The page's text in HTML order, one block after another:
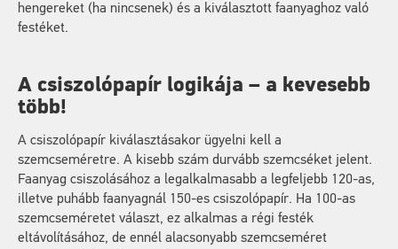
hengereket (ha nincsenek) és a kiválasztott faanyaghoz való
festéket.
A csiszolópapír logikája – a kevesebb
több!
A csiszolópapír kiválasztásakor ügyelni kell a
szemcseméretre. A kisebb szám durvább szemcséket jelent.
Faanyag csiszolásához a legalkalmasabb a legfeljebb 120-as,
illetve puhább faanyagnál 150-es csiszolópapír. Ha 100-as
szemcseméretet választ, ez alkalmas a régi festék
eltávolításához, de ennél alacsonyabb szemcseméret